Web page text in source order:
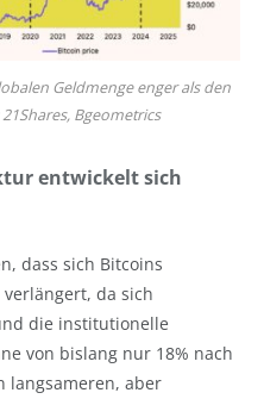
Geldmenge enger als den
Bgeometrics
entwickelt sich
dass sich Bitcoins
da sich
die institutionelle
von bislang nur 18% nach
langsameren, aber